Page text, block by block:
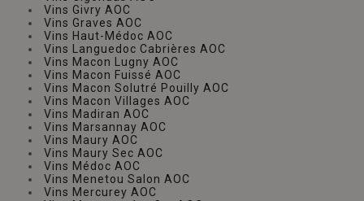
Vins Givry AOC
Vins Graves AOC
Vins Haut-Médoc AOC
Vins Languedoc Cabrières AOC
Vins Macon Lugny AOC
Vins Macon Fuissé AOC
Vins Macon Solutré Pouilly AOC
Vins Macon Villages AOC
Vins Madiran AOC
Vins Marsannay AOC
Vins Maury AOC
Vins Maury Sec AOC
Vins Médoc AOC
Vins Menetou Salon AOC
Vins Mercurey AOC